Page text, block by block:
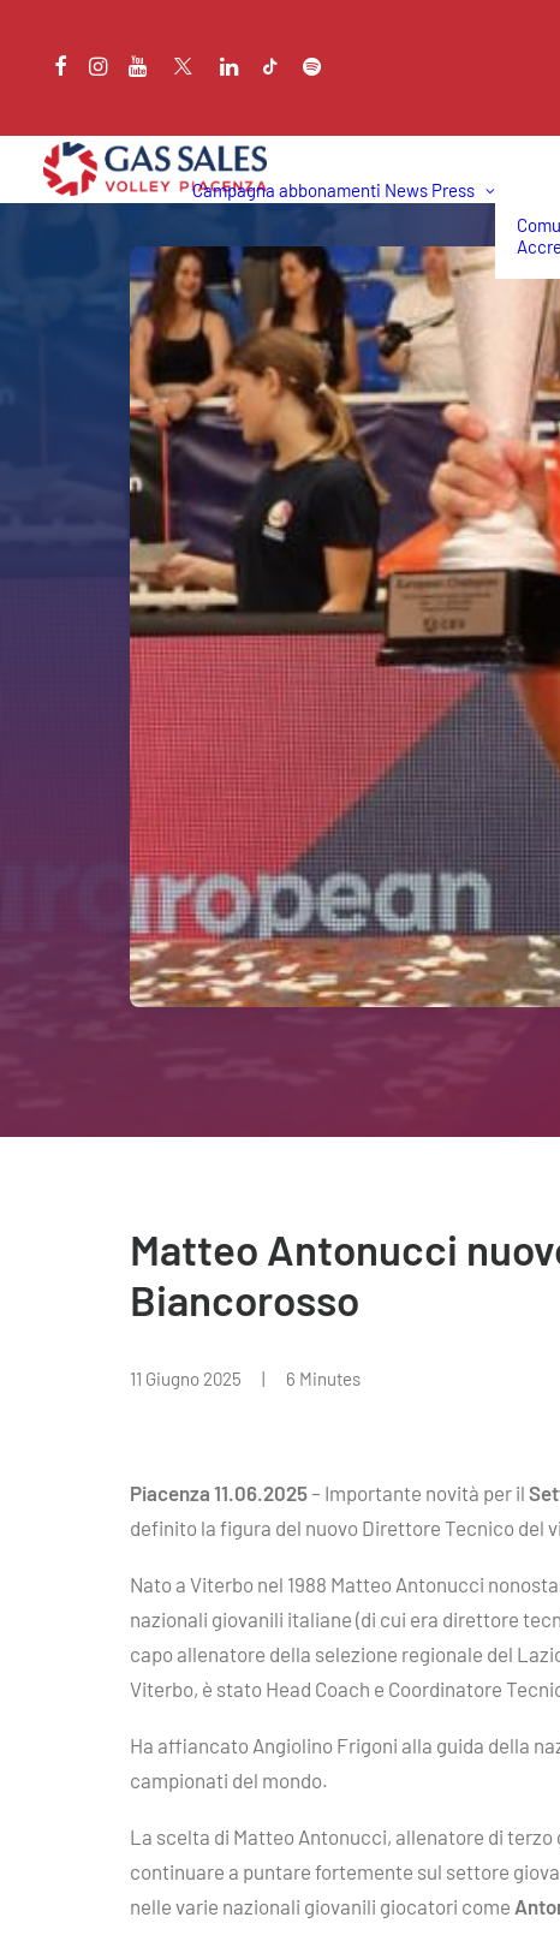
Campagna abbonamenti News Press
Matteo Antonucci
Biancorosso
11 Giugno 2025 | 6 Minutes
Piacenza 11.06.2025– Importante novità per il
definito la figura del nuovo Direttore Tecnico del
Nato a Viterbo nel 1988 Matteo Antonucci
nazionali giovanili italiane (di cui era direttore
capo allenatore della selezione regionale del
Viterbo, è stato Head Coach e Coordinatore
Ha affiancato Angiolino Frigoni alla guida della
campionati del mondo.
La scelta di Matteo Antonucci, allenatore di
continuare a puntare fortemente sul settore
nelle varie nazionali giovanili giocatori come